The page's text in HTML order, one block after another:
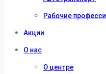
Рабочие
Акции
О нас
О центре